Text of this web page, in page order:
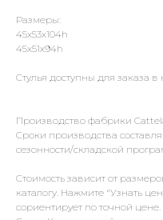
Размеры:
45x53x104h
45x51x94h
Стулья доступны для заказа в
Производство фабрики
Сроки производства
сезонности/складской
Стоимость зависит от
каталогу. Нажмите "Узнать
сориентирует по точной цене.